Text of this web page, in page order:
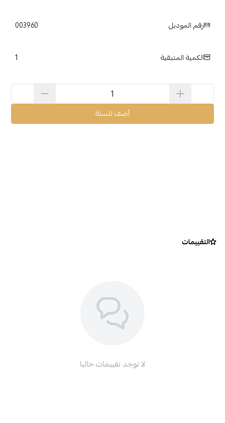
رقم الموديل 003960
الكمية المتبقية 1
أضف للسلة
التقييمات
لا توجد تقييمات حاليا